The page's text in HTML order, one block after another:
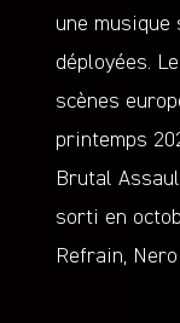
une
déployées.
scènes
printemps
Brutal
sorti en
Refrain,